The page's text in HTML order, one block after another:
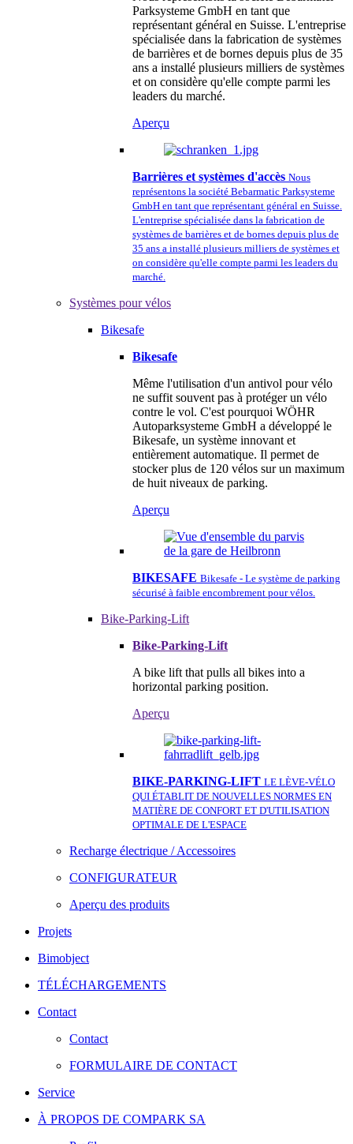
Parksysteme GmbH en tant que
représentant général en Suisse. L'entreprise
spécialisée dans la fabrication de systèmes
de barrières et de bornes depuis plus de 35
ans a installé plusieurs milliers de systèmes
et on considère qu'elle compte parmi les
leaders du marché.
Aperçu
Barrières et systèmes d'accès Nous
représentons la société Bebarmatic Parksysteme
GmbH en tant que représentant général en Suisse.
L'entreprise spécialisée dans la fabrication de
systèmes de barrières et de bornes depuis plus de
35 ans a installé plusieurs milliers de systèmes et
on considère qu'elle compte parmi les leaders du
marché.
Systèmes pour vélos
Bikesafe
Bikesafe
Même l'utilisation d'un antivol pour vélo
ne suffit souvent pas à protéger un vélo
contre le vol. C'est pourquoi WÖHR
Autoparksysteme GmbH a développé le
Bikesafe, un système innovant et
entièrement automatique. Il permet de
stocker plus de 120 vélos sur un maximum
de huit niveaux de parking.
Aperçu
BIKESAFE Bikesafe - Le système de parking
sécurisé à faible encombrement pour vélos.
Bike-Parking-Lift
Bike-Parking-Lift
A bike lift that pulls all bikes into a
horizontal parking position.
Aperçu
BIKE-PARKING-LIFT LE LÈVE-VÉLO
QUI ÉTABLIT DE NOUVELLES NORMES EN
MATIÈRE DE CONFORT ET D'UTILISATION
OPTIMALE DE L'ESPACE
Recharge électrique / Accessoires
CONFIGURATEUR
Aperçu des produits
Projets
Bimobject
TÉLÉCHARGEMENTS
Contact
Contact
FORMULAIRE DE CONTACT
Service
À PROPOS DE COMPARK SA